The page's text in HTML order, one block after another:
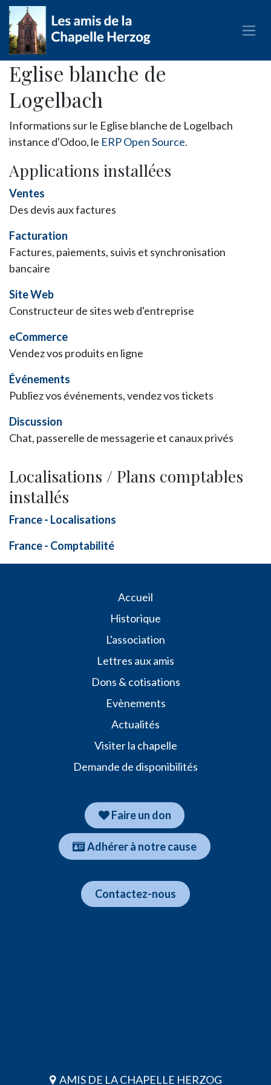
Se rendre au contenu
Eglise blanche de
Logelbach
Informations sur le Eglise blanche de Logelbach
instance d'Odoo, le ERP Open Source.
Applications installées
Ventes
Des devis aux factures
Facturation
Factures, paiements, suivis et synchronisation
bancaire
Site Web
Constructeur de sites web d'entreprise
eCommerce
Vendez vos produits en ligne
Événements
Publiez vos événements, vendez vos tickets
Discussion
Chat, passerelle de messagerie et canaux privés
Localisations / Plans comptables
installés
France - Localisations
France - Comptabilité
​​​​Accueil
Historique
L'association
Lettres aux amis
Dons & cotisations
Evènements
Actualités
Visiter la chapelle
Demande de disponibilités
Faire un don
Adhér​​​​er à notre cause
​​Contactez-nous
AMIS DE LA CHAPELLE HERZOG